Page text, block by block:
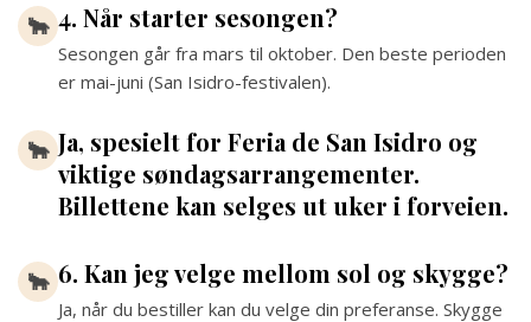
🐂 4. Når starter sesongen?
Sesongen går fra mars til oktober. Den beste perioden
er mai-juni (San Isidro-festivalen).
🐂 Ja, spesielt for Feria de San Isidro og
viktige søndagsarrangementer.
Billettene kan selges ut uker i forveien.
🐂 6. Kan jeg velge mellom sol og skygge?
Ja, når du bestiller kan du velge din preferanse. Skygge